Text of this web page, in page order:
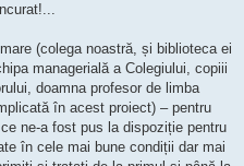
(colega noastră, și biblioteca ei
managerială a Colegiului, copiii
doamna profesor de limba
în acest proiect) – pentru
ne-a fost pus la dispoziție pentru
în cele mai bune condiții dar mai